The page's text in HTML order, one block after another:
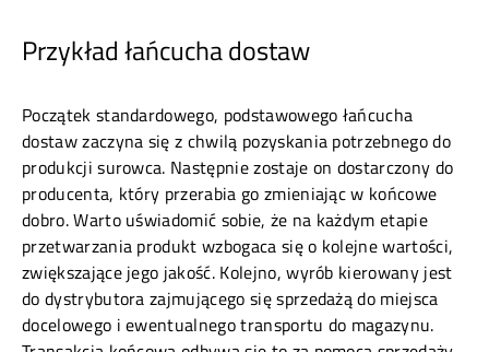
Przykład łańcucha dostaw
Początek standardowego, podstawowego łańcucha
dostaw zaczyna się z chwilą pozyskania potrzebnego do
produkcji surowca. Następnie zostaje on dostarczony do
producenta, który przerabia go zmieniając w końcowe
dobro. Warto uświadomić sobie, że na każdym etapie
przetwarzania produkt wzbogaca się o kolejne wartości,
zwiększające jego jakość. Kolejno, wyrób kierowany jest
do dystrybutora zajmującego się sprzedażą do miejsca
docelowego i ewentualnego transportu do magazynu.